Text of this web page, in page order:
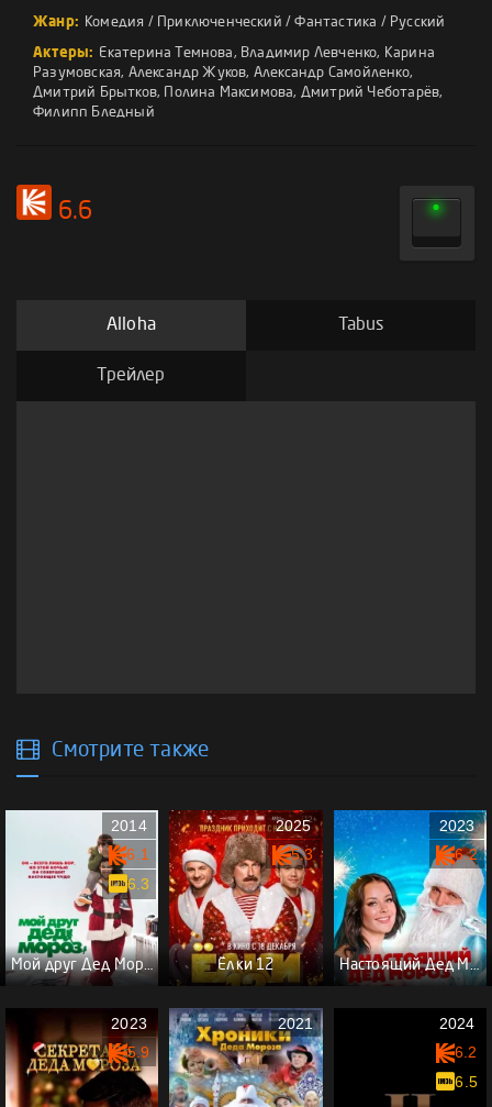
Жанр: Комедия / Приключенческий /Фантастика / Русский
Актеры: Екатерина Темнова, Владимир Левченко, Карина
Разумовская, Александр Жуков, Александр Самойленко,
Дмитрий Брытков, Полина Максимова, Дмитрий Чеботарёв,
Филипп Бледный
6.6
Alloha Tabus
Трейлер
Смотрите также
Мой друг Дед Мороз
2014
6.1
6.3
Ёлки 12
2025
5.3
Настоящий Дед Мороз
2023
6.2
2023
5.9
2021
2024
6.2
6.5